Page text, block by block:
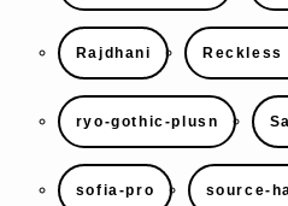
Rajdhani Reckless
ryo-gothic-plusn
sofia-pro source-